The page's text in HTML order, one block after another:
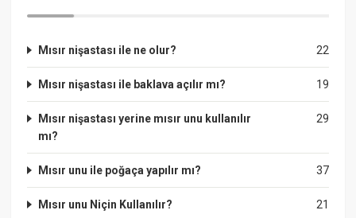
22
Mısır nişastası ile ne olur?
19
Mısır nişastası ile baklava açılır mı?
29
Mısır nişastası yerine mısır unu kullanılır
mı?
37
Mısır unu ile poğaça yapılır mı?
21
Mısır unu Niçin Kullanılır?